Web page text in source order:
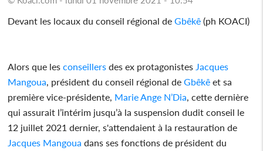
Devant les locaux du conseil régional deGbêkê (ph KOACI)
Alors que les conseillers des ex protagonistes Jacques
Mangoua , président du conseil régional deGbêkê et sa
première vice-présidente, Marie Ange N’Dia , cette dernière
qui assurait l’intérim jusqu’à la suspension dudit conseil le
12 juillet 2021 dernier, s'attendaient à la restauration de
Jacques Mangoua dans ses fonctions de président du